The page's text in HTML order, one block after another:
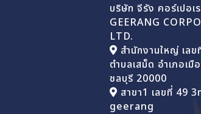
บริษัท จีรัง คอร์เปอเ
GEERANG
LTD.
สำนักงานใหญ่ เล
ตำบลเสม็ด อำเภอเ
ชลบุรี 20000
สาขา1 เลขที่ 49
geerang